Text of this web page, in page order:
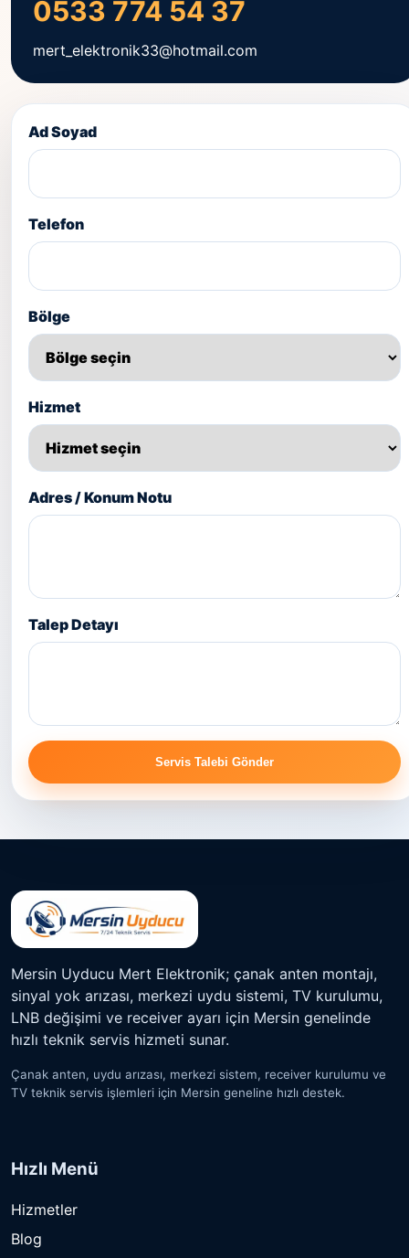
0533 774 54 37
mert_elektronik33@hotmail.com
Ad Soyad
Telefon
Bölge
Hizmet
Adres / Konum Notu
Talep Detayı
Servis Talebi Gönder
Mersin Uyducu Mert Elektronik; çanak anten montajı,
sinyal yok arızası, merkezi uydu sistemi, TV kurulumu,
LNB değişimi ve receiver ayarı için Mersin genelinde
hızlı teknik servis hizmeti sunar.
Çanak anten, uydu arızası, merkezi sistem, receiver kurulumu ve
TV teknik servis işlemleri için Mersin geneline hızlı destek.
Hızlı Menü
Hizmetler
Blog